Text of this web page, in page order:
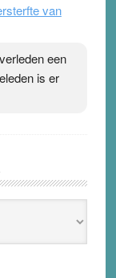
van
een
is er